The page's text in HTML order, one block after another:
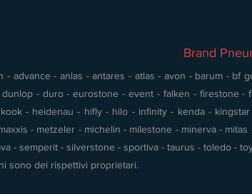
Brand
- advance - anlas - antares - atlas - avon - barum -
- duro - eurostone - event - falken - firestone
- heidenau - hifly - hilo - infinity - kenda -
- metzeler - michelin - milestone - minerva -
- semperit - silverstone - sportiva - taurus - toledo -
sono dei rispettivi proprietari.